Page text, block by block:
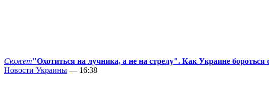
Сюжет"Охотиться на лучника, а не на стрелу". Как Украине бороться
Новости Украины — 16:38